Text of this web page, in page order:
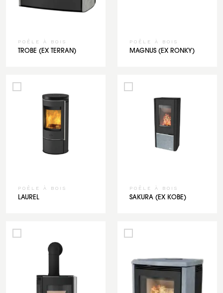
POÊLE À BOIS
TROBE (EX TERRAN)
POÊLE À BOIS
MAGNUS (EX RONKY)
POÊLE À BOIS
LAUREL
POÊLE À BOIS
SAKURA (EX KOBE)